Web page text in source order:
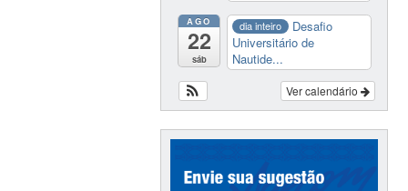
AGO
22
sáb
dia inteiro
Desafio
Universitário de
Nautide...
Ver calendário